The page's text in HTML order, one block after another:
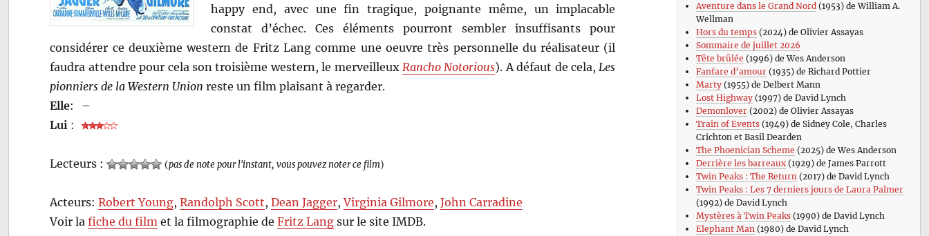
happy end, avec une fin tragique, poignante même, un implacable
constat d’échec. Ces éléments pourront sembler insuffisants pour
considérer ce deuxième western de Fritz Lang comme une oeuvre très personnelle du réalisateur (il
faudra attendre pour cela son troisième western, le merveilleux Rancho Notorious). A défaut de cela, Les
pionniers de laWestern Union reste un film plaisant à regarder.
Elle:
–
Lui :
Lecteurs : (pas de note pour l'instant, vous pouvez noter ce film)
Acteurs:Robert Young,Randolph Scott,Dean Jagger,Virginia Gilmore,John Carradine
Voir lafiche du film et la filmographie deFritz Lang sur le site IMDB.
Aventure dans le Grand Nord(1953) de William A.
Wellman
Hors du temps(2024) de Olivier Assayas
Sommaire de juillet 2026
Tête brûlée (1996) de Wes Anderson
Fanfare d’amour(1935) de Richard Pottier
Marty(1955) de Delbert Mann
Lost Highway(1997) de David Lynch
Demonlover(2002) de Olivier Assayas
Train of Events(1949) de Sidney Cole, Charles
Crichton et Basil Dearden
The Phoenician Scheme (2025) de Wes Anderson
Derrière les barreaux(1929) de James Parrott
Twin Peaks : The Return(2017) de David Lynch
Twin Peaks : Les 7 derniers jours de Laura Palmer
(1992) de David Lynch
Mystères à Twin Peaks(1990) de David Lynch
Elephant Man(1980) de David Lynch